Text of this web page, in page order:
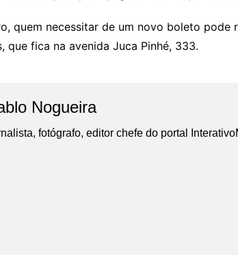
quem necessitar de um novo boleto
que fica na avenida Juca Pinhé, 333.
Nogueira
fotógrafo, editor chefe do portal